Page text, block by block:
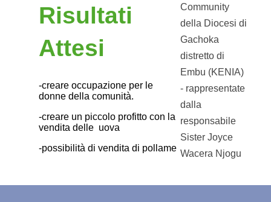
Risultati
Attesi
-creare occupazione per le
donne della comunità.
-creare un piccolo profitto con la
vendita delle uova
-possibilità di vendita di pollame
Community
della Diocesi di
Gachoka
distretto di
Embu (KENIA)
- rappresentate
dalla
responsabile
Sister Joyce
Wacera Njogu